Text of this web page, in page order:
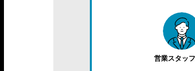
営業スタッ